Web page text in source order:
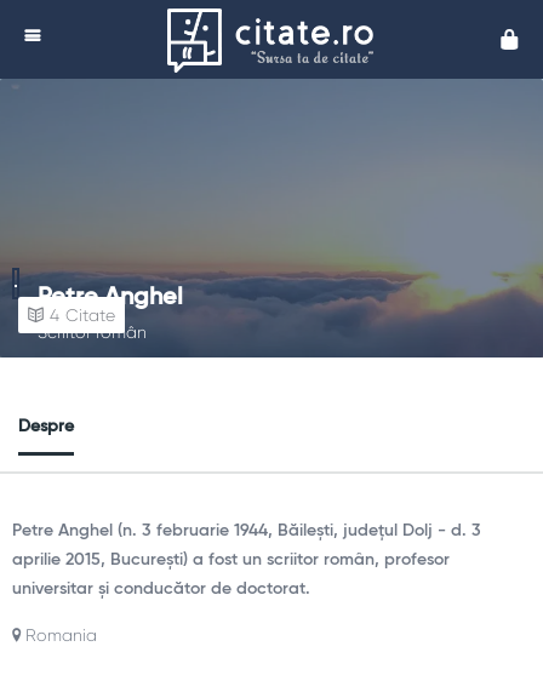
Petre Anghel
Scriitor român
4 Citate
Despre
Petre Anghel (n. 3 februarie 1944, Băilești, județul Dolj - d. 3
aprilie 2015, București) a fost un scriitor român, profesor
universitar și conducător de doctorat.
Romania